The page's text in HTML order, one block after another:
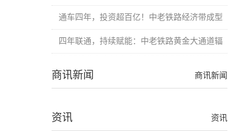
通车四年，投资超百亿！中老铁路经济带成型
四年联通，持续赋能：中老铁路黄金大通道辐
商讯新闻
商讯新闻
资讯
资讯